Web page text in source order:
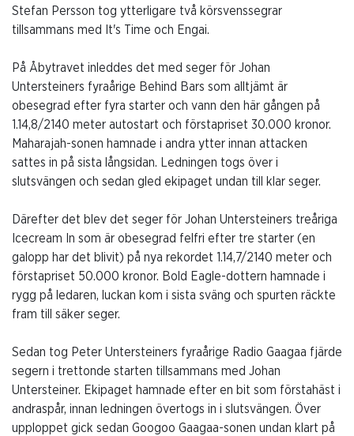
Stefan Persson tog ytterligare två körsvenssegrar
tillsammans med It's Time och Engai.
På Åbytravet inleddes det med seger för Johan
Untersteiners fyraårige Behind Bars som alltjämt är
obesegrad efter fyra starter och vann den här gången på
1.14,8/2140 meter autostart och förstapriset 30.000 kronor.
Maharajah-sonen hamnade i andra ytter innan attacken
sattes in på sista långsidan. Ledningen togs över i
slutsvängen och sedan gled ekipaget undan till klar seger.
Därefter det blev det seger för Johan Untersteiners treåriga
Icecream In som är obesegrad felfri efter tre starter (en
galopp har det blivit) på nya rekordet 1.14,7/2140 meter och
förstapriset 50.000 kronor. Bold Eagle-dottern hamnade i
rygg på ledaren, luckan kom i sista sväng och spurten räckte
fram till säker seger.
Sedan tog Peter Untersteiners fyraårige Radio Gaagaa fjärde
segern i trettonde starten tillsammans med Johan
Untersteiner. Ekipaget hamnade efter en bit som förstahäst i
andraspår, innan ledningen övertogs in i slutsvängen. Över
upploppet gick sedan Googoo Gaagaa-sonen undan klart på